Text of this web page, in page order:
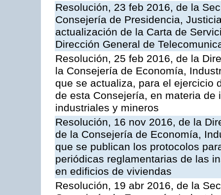
Resolución, 23 feb 2016, de la
Consejería de Presidencia,
actualización de la Carta de
Dirección General de
Resolución, 25 feb 2016, de la
la Consejería de Economía,
que se actualiza, para el ejercicio
de esta Consejería, en materia
industriales y mineros
Resolución, 16 nov 2016, de la
de la Consejería de Economía,
que se publican los protocolos
periódicas reglamentarias de las
en edificios de viviendas
Resolución, 19 abr 2016, de la